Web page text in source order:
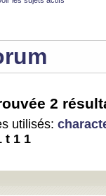
2
utilisés:
t 1 1